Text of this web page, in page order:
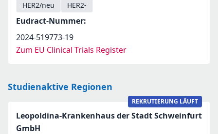
HER2/neu
HER2-
Eudract-Nummer:
2024-519773-19
Zum EU Clinical Trials Register
Studienaktive Regionen
REKRUTIERUNG LÄUFT
Leopoldina-Krankenhaus der Stadt Schweinfurt
GmbH